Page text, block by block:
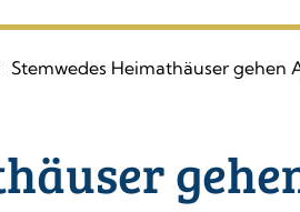
Stemwedes Heimathäuser gehen